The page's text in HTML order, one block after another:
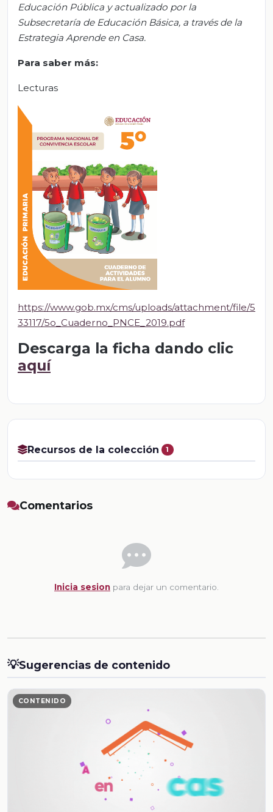
Educación Pública y actualizado por la
Subsecretaría de Educación Básica, a través de la
Estrategia Aprende en Casa.
Para saber más:
Lecturas
https://www.gob.mx/cms/uploads/attachment/file/5
33117/5o_Cuaderno_PNCE_2019.pdf
Descarga la ficha dando clic
aquí
Recursos de la colección 1
Comentarios
Inicia sesion para dejar un comentario.
💡Sugerencias de contenido
CONTENIDO